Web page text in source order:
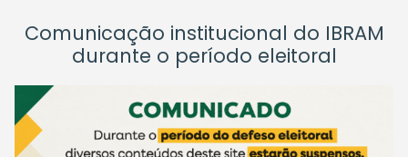
Comunicação institucional do IBRAM
durante o período eleitoral